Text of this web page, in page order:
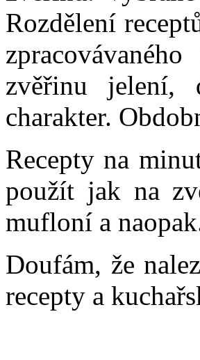
Rozdělení
zvěřinu jelení,
charakter.
Recepty na
použít jak na
mufloní a
Doufám, že
recepty a